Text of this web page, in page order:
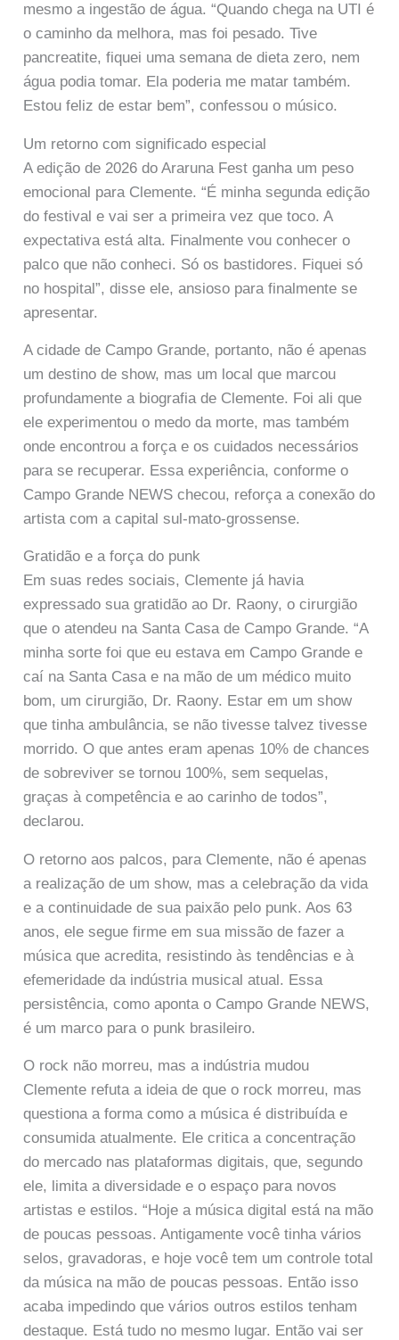
mesmo a ingestão de água. “Quando chega na UTI é
o caminho da melhora, mas foi pesado. Tive
pancreatite, fiquei uma semana de dieta zero, nem
água podia tomar. Ela poderia me matar também.
Estou feliz de estar bem”, confessou o músico.
Um retorno com significado especial
A edição de 2026 do Araruna Fest ganha um peso
emocional para Clemente. “É minha segunda edição
do festival e vai ser a primeira vez que toco. A
expectativa está alta. Finalmente vou conhecer o
palco que não conheci. Só os bastidores. Fiquei só
no hospital”, disse ele, ansioso para finalmente se
apresentar.
A cidade de Campo Grande, portanto, não é apenas
um destino de show, mas um local que marcou
profundamente a biografia de Clemente. Foi ali que
ele experimentou o medo da morte, mas também
onde encontrou a força e os cuidados necessários
para se recuperar. Essa experiência, conforme o
Campo Grande NEWS checou, reforça a conexão do
artista com a capital sul-mato-grossense.
Gratidão e a força do punk
Em suas redes sociais, Clemente já havia
expressado sua gratidão ao Dr. Raony, o cirurgião
que o atendeu na Santa Casa de Campo Grande. “A
minha sorte foi que eu estava em Campo Grande e
caí na Santa Casa e na mão de um médico muito
bom, um cirurgião, Dr. Raony. Estar em um show
que tinha ambulância, se não tivesse talvez tivesse
morrido. O que antes eram apenas 10% de chances
de sobreviver se tornou 100%, sem sequelas,
graças à competência e ao carinho de todos”,
declarou.
O retorno aos palcos, para Clemente, não é apenas
a realização de um show, mas a celebração da vida
e a continuidade de sua paixão pelo punk. Aos 63
anos, ele segue firme em sua missão de fazer a
música que acredita, resistindo às tendências e à
efemeridade da indústria musical atual. Essa
persistência, como aponta o Campo Grande NEWS,
é um marco para o punk brasileiro.
O rock não morreu, mas a indústria mudou
Clemente refuta a ideia de que o rock morreu, mas
questiona a forma como a música é distribuída e
consumida atualmente. Ele critica a concentração
do mercado nas plataformas digitais, que, segundo
ele, limita a diversidade e o espaço para novos
artistas e estilos. “Hoje a música digital está na mão
de poucas pessoas. Antigamente você tinha vários
selos, gravadoras, e hoje você tem um controle total
da música na mão de poucas pessoas. Então isso
acaba impedindo que vários outros estilos tenham
destaque. Está tudo no mesmo lugar. Então vai ser